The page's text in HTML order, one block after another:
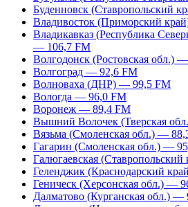
Буденновск (Ставропольский
Владивосток (Приморский
Владикавказ (Республика
— 106,7 FM
Волгодонск (Ростовская обл.)
Волгоград — 92,6 FM
Волноваха (ДНР) — 99,5 FM
Вологда — 96,0 FM
Воронеж — 89,4 FM
Вышний Волочек (Тверская
Вязьма (Смоленская обл.) —
Гагарин (Смоленская обл.) —
Галюгаевская
Геленджик (Краснодарский
Геническ (Херсонская обл.) —
Далматово (Курганская обл.) —